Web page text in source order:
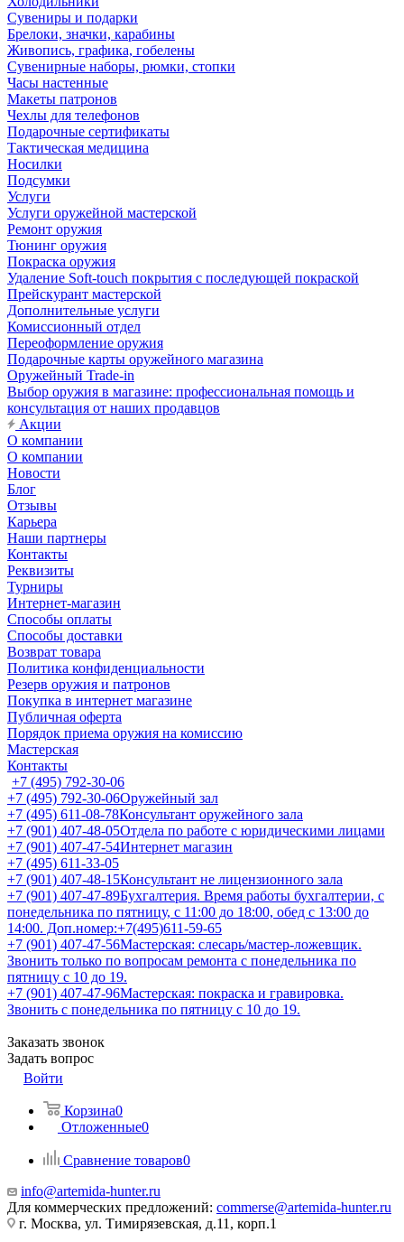
Сувениры и подарки
Брелоки, значки, карабины
Живопись, графика, гобелены
Сувенирные наборы, рюмки, стопки
Часы настенные
Макеты патронов
Чехлы для телефонов
Подарочные сертификаты
Тактическая медицина
Носилки
Подсумки
Услуги
Услуги оружейной мастерской
Ремонт оружия
Тюнинг оружия
Покраска оружия
Удаление Soft-touch покрытия с последующей покраской
Прейскурант мастерской
Дополнительные услуги
Комиссионный отдел
Переоформление оружия
Подарочные карты оружейного магазина
Оружейный Trade-in
Выбор оружия в магазине: профессиональная помощь и
консультация от наших продавцов
Акции
О компании
О компании
Новости
Блог
Отзывы
Карьера
Наши партнеры
Контакты
Реквизиты
Турниры
Интернет-магазин
Способы оплаты
Способы доставки
Возврат товара
Политика конфиденциальности
Резерв оружия и патронов
Покупка в интернет магазине
Публичная оферта
Порядок приема оружия на комиссию
Мастерская
Контакты
+7 (495) 792-30-06
+7 (495) 792-30-06Оружейный зал
+7 (495) 611-08-78Консультант оружейного зала
+7 (901) 407-48-05Отдела по работе с юридическими лицами
+7 (901) 407-47-54Интернет магазин
+7 (495) 611-33-05
+7 (901) 407-48-15Консультант не лицензионного зала
+7 (901) 407-47-89Бухгалтерия. Время работы бухгалтерии, с
понедельника по пятницу, с 11:00 до 18:00, обед с 13:00 до
14:00. Доп.номер:+7(495)611-59-65
+7 (901) 407-47-56Мастерская: слесарь/мастер-ложевщик.
Звонить только по вопросам ремонта с понедельника по
пятницу с 10 до 19.
+7 (901) 407-47-96Мастерская: покраска и гравировка.
Звонить с понедельника по пятницу с 10 до 19.
Заказать звонок
Задать вопрос
Войти
Корзина0
Отложенные0
Сравнение товаров0
info@artemida-hunter.ru
Для коммерческих предложений: commerse@artemida-hunter.ru
г. Москва, ул. Тимирязевская, д.11, корп.1